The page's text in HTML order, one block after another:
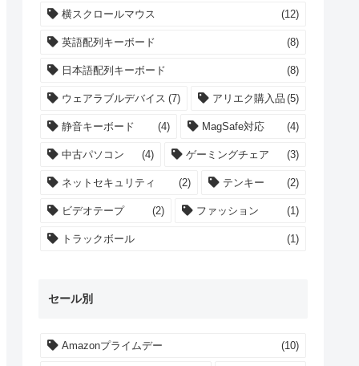
横スクロールマウス (12)
英語配列キーボード (8)
日本語配列キーボード (8)
ウェアラブルデバイス (7) アリエク購入品 (5)
静音キーボード (4) MagSafe対応 (4)
中古パソコン (4) ゲーミングチェア (3)
ネットセキュリティ (2) テンキー (2)
ビデオテープ (2) ファッション (1)
トラックボール (1)
セール別
Amazonプライムデー (10)